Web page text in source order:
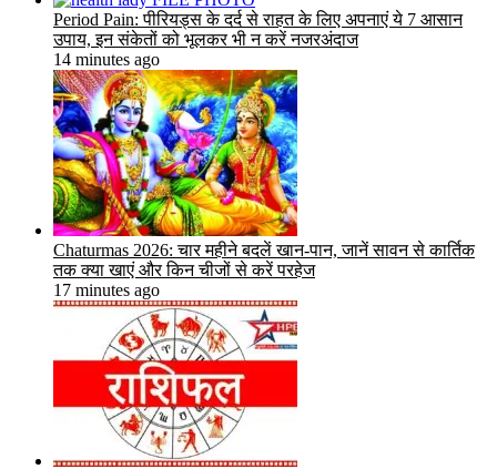
Period Pain: पीरियड्स के दर्द से राहत के लिए अपनाएं ये 7 आसान
उपाय, इन संकेतों को भूलकर भी न करें नजरअंदाज
14 minutes ago
Chaturmas 2026: चार महीने बदलें खान-पान, जानें सावन से कार्तिक
तक क्या खाएं और किन चीजों से करें परहेज
17 minutes ago